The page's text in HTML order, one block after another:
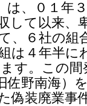
、０１年
して以来、
、６社の組
は４年半に
す。この間
佐野南海）
偽装廃業事